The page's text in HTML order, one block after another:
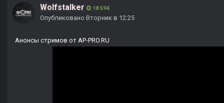
Wolfstalker 18 594
Опубликовано Вторник в 12:25
Анонсы стримов от AP-PRO.RU